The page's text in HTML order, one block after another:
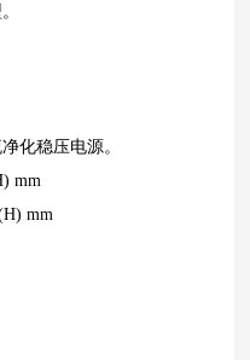
化稳压电源。
mm
mm